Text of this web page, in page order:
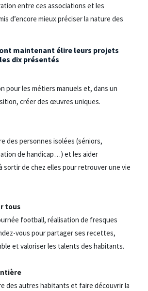
entre ces associations et les
d’encore mieux préciser la nature des
maintenant élire leurs projets
dix présentés
pour les métiers manuels et, dans un
créer des œuvres uniques.
des personnes isolées (séniors,
de handicap…) et les aider
sortir de chez elles pour retrouver une vie
tous
football, réalisation de fresques
vous pour partager ses recettes,
et valoriser les talents des habitants.
des autres habitants et faire découvrir la